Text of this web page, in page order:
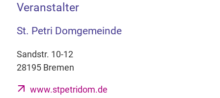
Veranstalter
St. Petri Domgemeinde
Sandstr. 10-12
28195 Bremen
www.stpetridom.de